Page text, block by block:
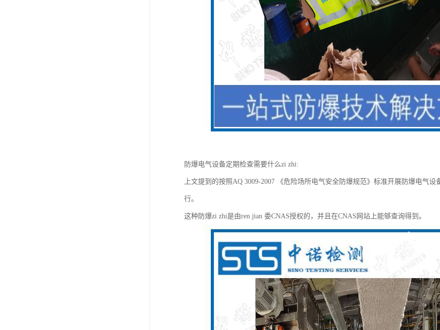
防爆电气设备定期检查需要什么zi zhi:
上文提到的按照AQ 3009-2007 《危险场所电气安全防爆规范》标准开展防爆电气
行。
这种防爆zi zhi是由ren jian 委CNAS授权的，并且在CNAS网站上能够查询得到。